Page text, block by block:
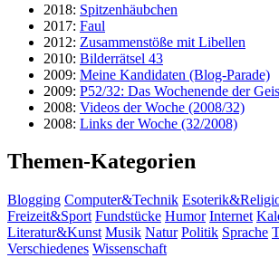
2018: Spitzenhäubchen
2017: Faul
2012: Zusammenstöße mit Libellen
2010: Bilderrätsel 43
2009: Meine Kandidaten (Blog-Parade)
2009: P52/32: Das Wochenende der
2008: Videos der Woche (2008/32)
2008: Links der Woche (32/2008)
Themen-Kategorien
Blogging Computer&Technik
Freizeit&Sport Fundstücke Humor Internet
Literatur&Kunst Musik Natur Politik Sprache
Verschiedenes Wissenschaft